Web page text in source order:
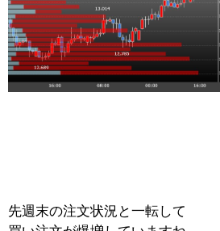
先週末の注文状況と一転して